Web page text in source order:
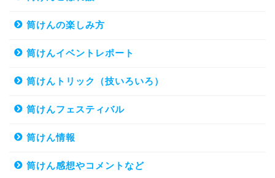
筒けんの楽しみ方
筒けんイベントレポート
筒けんトリック（技いろいろ）
筒けんフェスティバル
筒けん情報
筒けん感想やコメントなど